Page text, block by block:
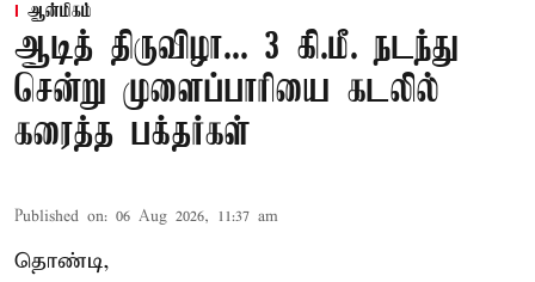
ஆன்மிகம்
ஆடித் திருவிழா... 3 கி.மீ. நடந்து
சென்று முளைப்பாரியை கடலில்
கரைத்த பக்தர்கள்
Published on: 06 Aug 2026, 11:37 am
தொண்டி,